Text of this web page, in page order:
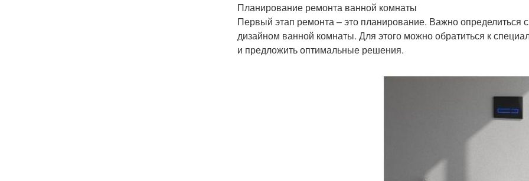
Планирование ремонта ванной комнаты
Первый этап ремонта – это планирование. Важно определиться
дизайном ванной комнаты. Для этого можно обратиться к
и предложить оптимальные решения.